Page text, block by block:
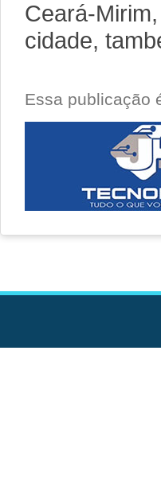
Ceará-
cidade,
Essa publicação